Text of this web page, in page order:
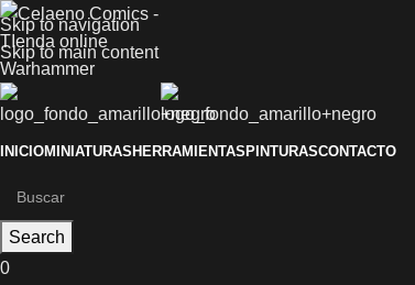
Skip to navigation
Skip to main content
INICIOMINIATURASHERRAMIENTASPINTURASCONTACTO
Search
0